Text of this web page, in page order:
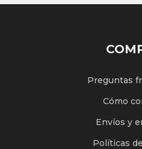
Preguntas
Cómo
Envíos y
Políticas